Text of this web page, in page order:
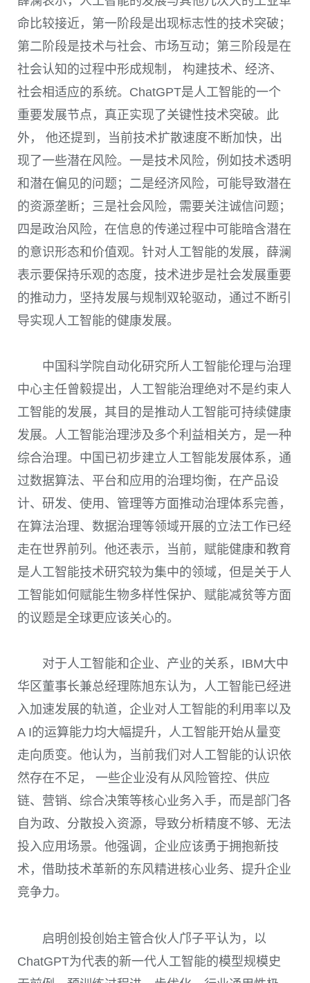
命比较接近，第一阶段是出现标志性的技术突破；
第二阶段是技术与社会、市场互动；第三阶段是在
社会认知的过程中形成规制， 构建技术、经济、
社会相适应的系统。 ChatGPT是人工智能的一个
重要发展节点，真正实现了关键性技术突破。此
外， 他还提到，当前技术扩散速度不断加快，出
现了一些潜在风险。一是技术风险，例如技术透明
和潜在偏见的问题；二是经济风险，可能导致潜在
的资源垄断；三是社会风险，需要关注诚信问题；
四是政治风险，在信息的传递过程中可能暗含潜在
的意识形态和价值观。针对人工智能的发展，薛澜
表示要保持乐观的态度，技术进步是社会发展重要
的推动力，坚持发展与规制双轮驱动，通过不断引
导实现人工智能的健康发展。
中国科学院自动化研究所人工智能伦理与治理
中心主任曾毅提出，人工智能治理绝对不是约束人
工智能的发展，其目的是推动人工智能可持续健康
发展。人工智能治理涉及多个利益相关方，是一种
综合治理。中国已初步建立人工智能发展体系，通
过数据算法、平台和应用的治理均衡，在产品设
计、研发、使用、管理等方面推动治理体系完善，
在算法治理、数据治理等领域开展的立法工作已经
走在世界前列。他还表示，当前，赋能健康和教育
是人工智能技术研究较为集中的领域，但是关于人
工智能如何赋能生物多样性保护、赋能减贫等方面
的议题是全球更应该关心的。
对于人工智能和企业、产业的关系， IBM大中
华区董事长兼总经理陈旭东认为，人工智能已经进
入加速发展的轨道，企业对人工智能的利用率以及
A I的运算能力均大幅提升，人工智能开始从量变
走向质变。他认为，当前我们对人工智能的认识依
然存在不足， 一些企业没有从风险管控、供应
链、营销、综合决策等核心业务入手，而是部门各
自为政、分散投入资源，导致分析精度不够、无法
投入应用场景。他强调，企业应该勇于拥抱新技
术，借助技术革新的东风精进核心业务、提升企业
竞争力。
启明创投创始主管合伙人邝子平认为，以
ChatGPT为代表的新一代人工智能的模型规模史